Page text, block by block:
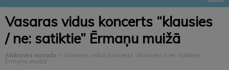
Vasaras vidus koncerts “klausies
/ ne: satiktie” Ērmaņu muižā
Alūksnes novads > Vasaras vidus koncerts “klausies / ne: satiktie”
Ērmaņu muižā